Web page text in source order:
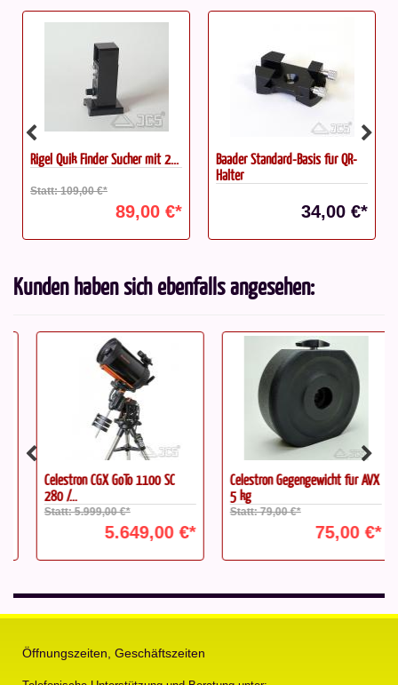
Rigel Quik Finder Sucher mit 2...
Statt: 109,00 €*
89,00 €*
Baader Standard-Basis für QR-
Halter
34,00 €*
Kunden haben sich ebenfalls angesehen:
Celestron CGX GoTo 1100 SC
280 /...
Statt: 5.999,00 €*
5.649,00 €*
Celestron Gegengewicht für AVX
5 kg
Statt: 79,00 €*
75,00 €*
Öffnungszeiten, Geschäftszeiten